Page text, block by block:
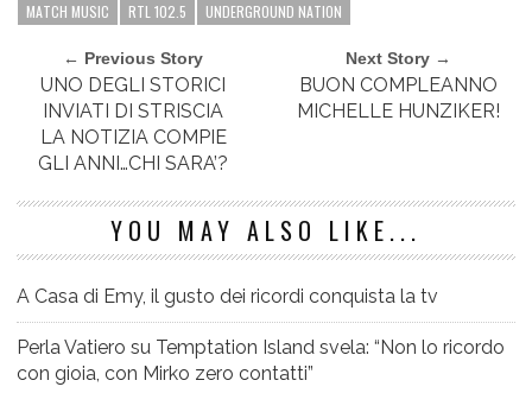
MATCH MUSIC
RTL 102.5 UNDERGROUND NATION
← Previous Story
UNO DEGLI STORICI
INVIATI DI STRISCIA
LA NOTIZIA COMPIE
GLI ANNI…CHI SARA’?
Next Story →
BUON COMPLEANNO
MICHELLE HUNZIKER!
YOU MAY ALSO LIKE...
A Casa di Emy, il gusto dei ricordi conquista la tv
Perla Vatiero su Temptation Island svela: “Non lo ricordo
con gioia, con Mirko zero contatti”